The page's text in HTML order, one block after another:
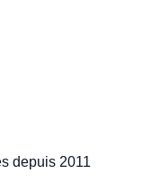
depuis 2011